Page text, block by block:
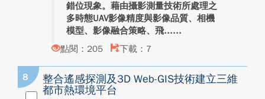
錯位現象。藉由攝影測量技術所處理之
多時態UAV影像精度與影像品質、相機
模型、影像融合策略、飛...
點閱：205
下載：7
8
整合遙感探測及3D Web-GIS技術建立三維
都市熱環境平台